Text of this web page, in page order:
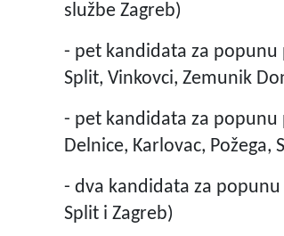
službe Zagreb)
- pet kandidata za popunu
Split, Vinkovci, Zemunik
- pet kandidata za popunu
Delnice, Karlovac, Požega,
- dva kandidata za
Split i Zagreb)